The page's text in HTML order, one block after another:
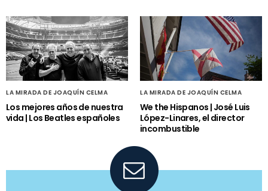
LA MIRADA DE JOAQUÍN CELMA
Los mejores años de nuestra
vida | Los Beatles españoles
LA MIRADA DE JOAQUÍN CELMA
We the Hispanos | José Luis
López-Linares, el director
incombustible